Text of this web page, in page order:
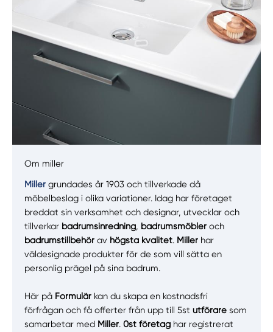
Få hjälp
Om miller
Millergrundades år 1903 och tillverkade då
möbelbeslag i olika variationer. Idag har företaget
breddat sin verksamhet och designar, utvecklar och
tillverkar badrumsinredning, badrumsmöbleroch
badrumstillbehörav högsta kvalitet. Miller har
väldesignade produkter för de som vill sätta en
personlig prägel på sina badrum.
Här på Formulär kan du skapa en kostnadsfri
förfrågan och få offerter från upp till 5stutförare som
samarbetar med Miller.0st företag har registrerat